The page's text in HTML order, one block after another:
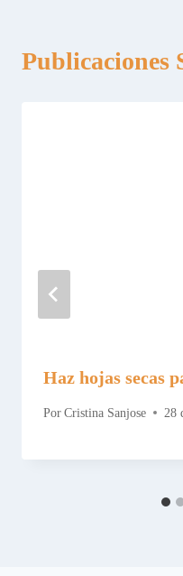
Publicaciones
Haz hojas secas
Por Cristina Sanjose 28